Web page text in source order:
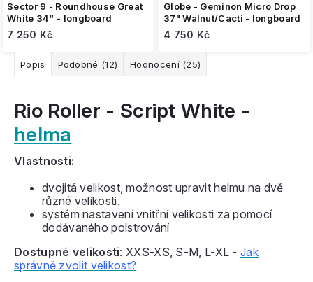
Sector 9 - Roundhouse Great
White 34“ - longboard
7 250 Kč
Globe - Geminon Micro Drop
37" Walnut/Cacti - longboard
4 750 Kč
Popis Podobné (12) Hodnocení (25)
Rio Roller - Script White -
helma
Vlastnosti:
dvojitá velikost, možnost upravit helmu na dvě
různé velikosti.
systém nastavení vnitřní velikosti za pomocí
dodávaného polstrování
Dostupné velikosti: XXS-XS, S-M, L-XL -Jak
správně zvolit velikost?